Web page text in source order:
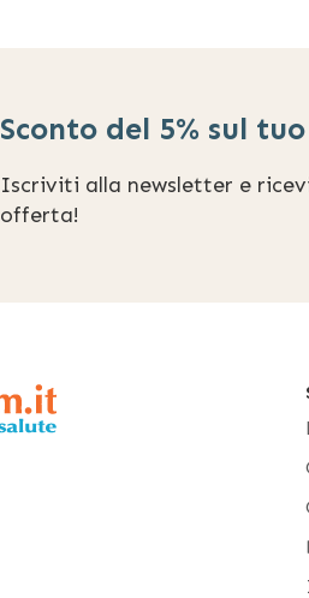
Sconto del 5% sul
Iscriviti alla newsletter e
offerta!